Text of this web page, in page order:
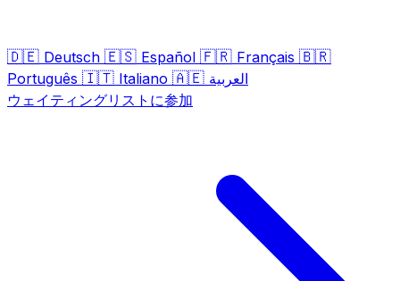
🇩🇪 Deutsch 🇪🇸 Español 🇫🇷 Français 🇧🇷
Português 🇮🇹 Italiano 🇦🇪 العربية
ウェイティングリストに参加